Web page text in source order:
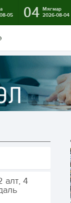
05
04 Мягмар
2026-08-04
алт, 4